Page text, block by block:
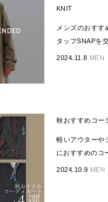
KNIT
メンズのおすす
タッフSNAPを
2024.11.8 MEN
秋おすすめコー
軽いアウターや
におすすめのコ
2024.10.9 MEN